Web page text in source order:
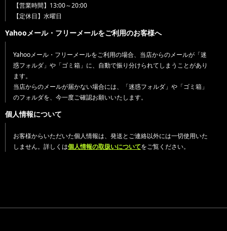
【営業時間】13:00～20:00
【定休日】水曜日
Yahooメール・フリーメールをご利用のお客様へ
Yahooメール・フリーメールをご利用の場合、当店からのメールが「迷
惑フォルダ」や「ゴミ箱」に、自動で振り分けられてしまうことがあり
ます。
当店からのメールが届かない場合には、「迷惑フォルダ」や「ゴミ箱」
のフォルダを、今一度ご確認お願いいたします。
個人情報について
お客様からいただいた個人情報は、発送とご連絡以外には一切使用いた
しません。詳しくは個人情報の取扱いについてをご覧ください。